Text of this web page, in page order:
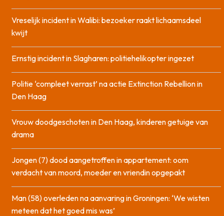
Vreselijk incident in Walibi: bezoeker raakt lichaamsdeel
kwijt
Ernstig incident in Slagharen: politiehelikopter ingezet
Politie ‘compleet verrast’ na actie Extinction Rebellion in
Den Haag
Vrouw doodgeschoten in Den Haag, kinderen getuige van
drama
Jongen (7) dood aangetroffen in appartement: oom
verdacht van moord, moeder en vriendin opgepakt
Man (58) overleden na aanvaring in Groningen: ‘We wisten
meteen dat het goed mis was’